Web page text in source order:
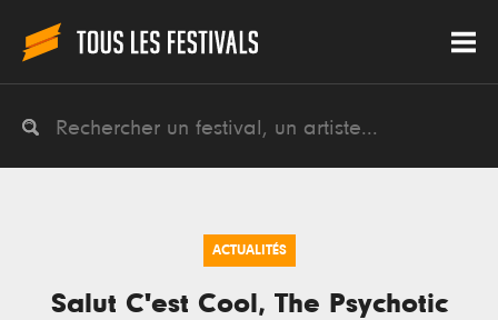
ACTUALITÉS
Salut C'est Cool, The Psychotic